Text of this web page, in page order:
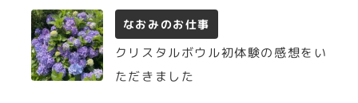
なおみのお仕事
クリスタルボウル初体験の感想をい
ただきました